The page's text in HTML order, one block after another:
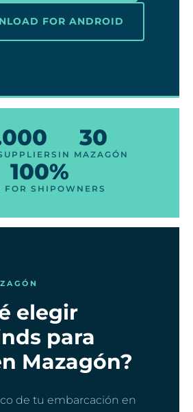
FOR ANDROID
30
IN MAZAGÓN
100%
FOR SHIPOWNERS
elegir
para
Mazagón?
de tu embarcación en